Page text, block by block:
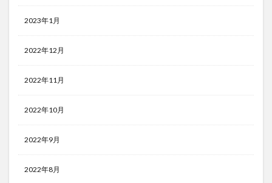
2023年1月
2022年12月
2022年11月
2022年10月
2022年9月
2022年8月